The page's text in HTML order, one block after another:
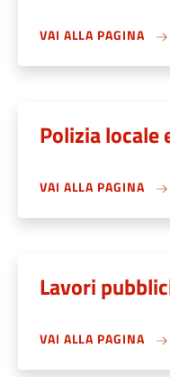
VAI ALLA PAGINA
Polizia locale
VAI ALLA PAGINA
Lavori
VAI ALLA PAGINA